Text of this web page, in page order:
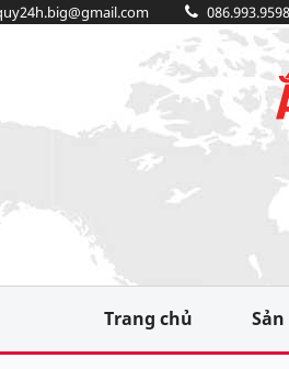
086.993.9598
Trang chủ